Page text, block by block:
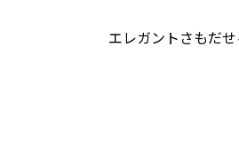
エレガントさもだせ